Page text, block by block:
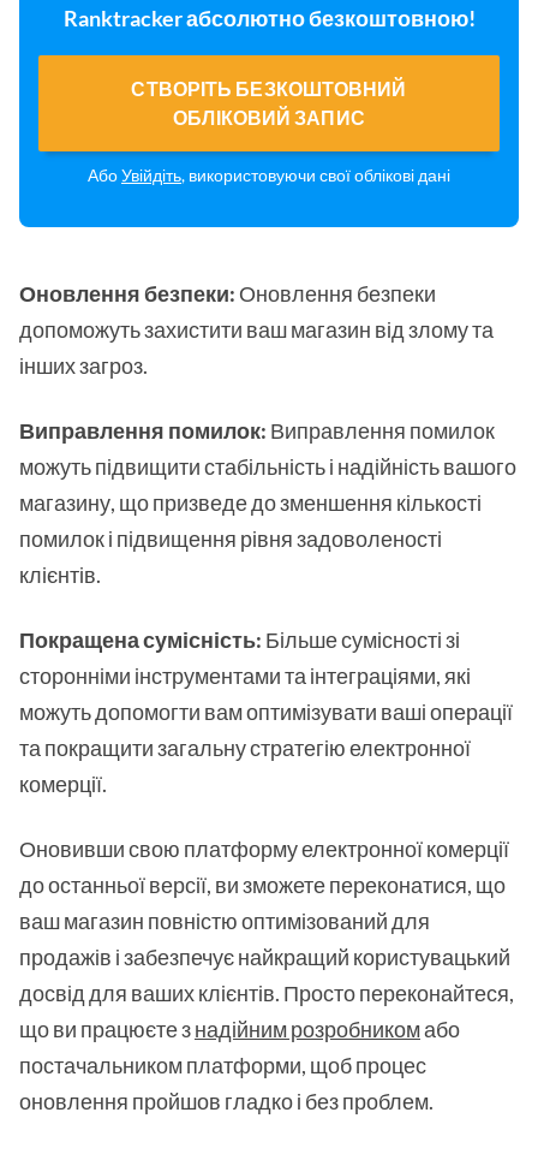
Ranktracker абсолютно безкоштовною!
СТВОРІТЬ БЕЗКОШТОВНИЙ
ОБЛІКОВИЙ ЗАПИС
АбоУвійдіть, використовуючи свої облікові дані
Оновлення безпеки: Оновлення безпеки
допоможуть захистити ваш магазин від злому та
інших загроз.
Виправлення помилок: Виправлення помилок
можуть підвищити стабільність і надійність вашого
магазину, що призведе до зменшення кількості
помилок і підвищення рівня задоволеності
клієнтів.
Покращена сумісність: Більше сумісності зі
сторонніми інструментами та інтеграціями, які
можуть допомогти вам оптимізувати ваші операції
та покращити загальну стратегію електронної
комерції.
Оновивши свою платформу електронної комерції
до останньої версії, ви зможете переконатися, що
ваш магазин повністю оптимізований для
продажів і забезпечує найкращий користувацький
досвід для ваших клієнтів. Просто переконайтеся,
що ви працюєте знадійним розробникомабо
постачальником платформи, щоб процес
оновлення пройшов гладко і без проблем.